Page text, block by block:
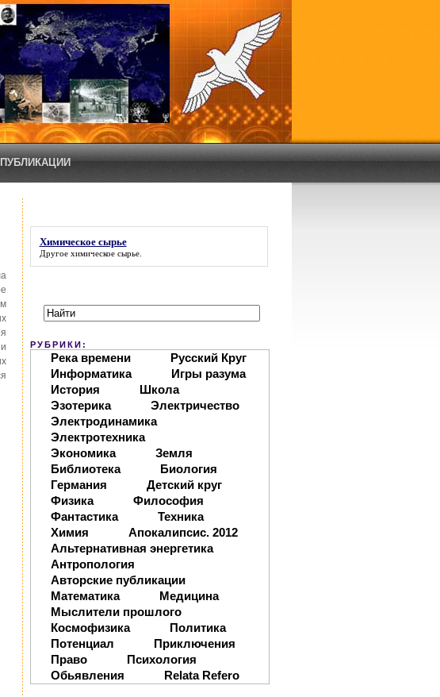
Химическое сырье
Другое химическое сырье.
РУБРИКИ:
Река времени
Русский Круг
Информатика
Игры разума
История
Школа
Эзотерика
Электричество
Электродинамика
Электротехника
Экономика
Земля
Библиотека
Биология
Германия
Детский круг
Физика
Философия
Фантастика
Техника
Химия
Апокалипсис. 2012
Альтернативная энергетика
Антропология
Авторские публикации
Математика
Медицина
Мыслители прошлого
Космофизика
Политика
Потенциал
Приключения
Право
Психология
Обьявления
Relata Refero